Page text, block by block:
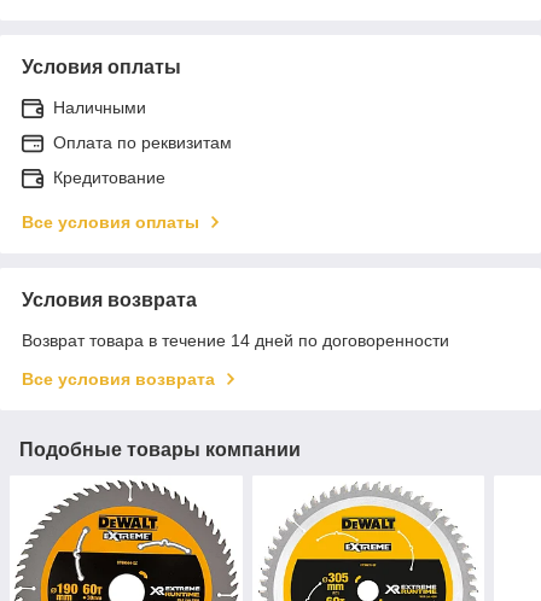
Условия оплаты
Наличными
Оплата по реквизитам
Кредитование
Все условия оплаты
Условия возврата
Возврат товара в течение 14 дней по договоренности
Все условия возврата
Подобные товары компании